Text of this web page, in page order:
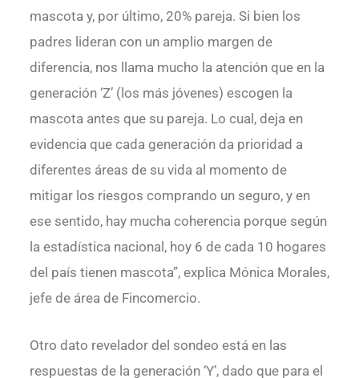
mascota y, por último, 20% pareja. Si bien los
padres lideran con un amplio margen de
diferencia, nos llama mucho la atención que en la
generación ‘Z’ (los más jóvenes) escogen la
mascota antes que su pareja. Lo cual, deja en
evidencia que cada generación da prioridad a
diferentes áreas de su vida al momento de
mitigar los riesgos comprando un seguro, y en
ese sentido, hay mucha coherencia porque según
la estadística nacional, hoy 6 de cada 10 hogares
del país tienen mascota”, explica Mónica Morales,
jefe de área de Fincomercio.
Otro dato revelador del sondeo está en las
respuestas de la generación ‘Y’, dado que para el